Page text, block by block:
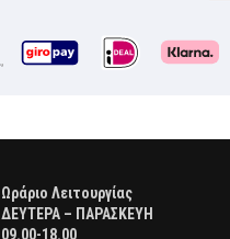
Ωράριο Λειτουργίας
ΔΕΥΤΕΡΑ – ΠΑΡΑΣΚΕΥΗ
09.00-18.00